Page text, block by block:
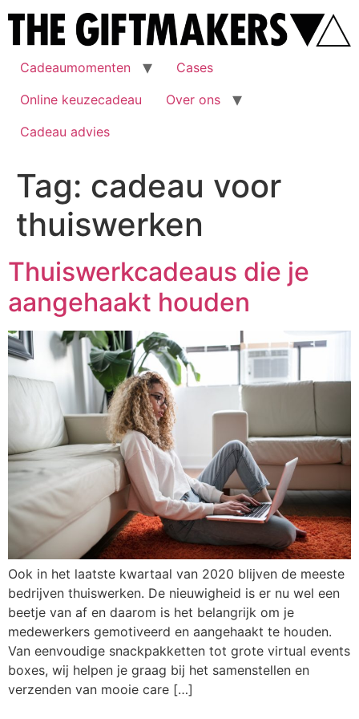
Cadeaumomenten
Cases
Online keuzecadeau
Over ons
Cadeau advies
Tag: cadeau voor
thuiswerken
Thuiswerkcadeaus die je
aangehaakt houden
Ook in het laatste kwartaal van 2020 blijven de meeste
bedrijven thuiswerken. De nieuwigheid is er nu wel een
beetje van af en daarom is het belangrijk om je
medewerkers gemotiveerd en aangehaakt te houden.
Van eenvoudige snackpakketten tot grote virtual events
boxes, wij helpen je graag bij het samenstellen en
verzenden van mooie care […]